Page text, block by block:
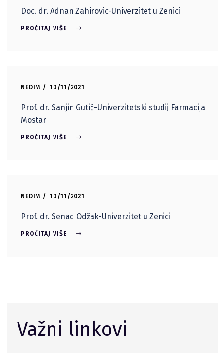
Doc. dr. Adnan Zahirovic-Univerzitet u Zenici
PROČITAJ VIŠE
NEDIM 10/11/2021
Prof. dr. Sanjin Gutić-Univerzitetski studij Farmacija
Mostar
PROČITAJ VIŠE
NEDIM 10/11/2021
Prof. dr. Senad Odžak-Univerzitet u Zenici
PROČITAJ VIŠE
Važni linkovi